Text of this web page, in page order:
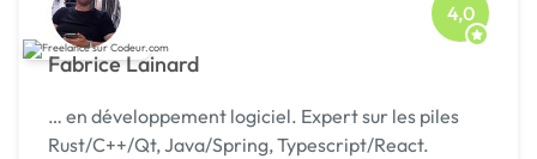
Fabrice Lainard
4,0
… en développement logiciel. Expert sur les piles
Rust/C++/Qt, Java/Spring, Typescript/React.